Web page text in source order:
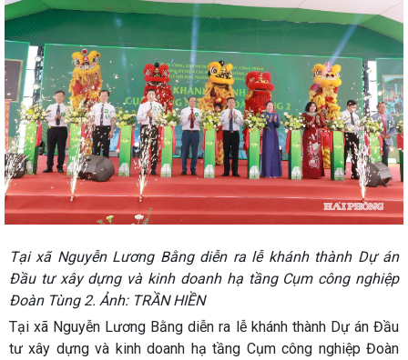
Tại xã Nguyễn Lương Bằng diễn ra lễ khánh thành Dự án
Đầu tư xây dựng và kinh doanh hạ tầng Cụm công nghiệp
Đoàn Tùng 2. Ảnh: TRẦN HIỀN
Tại xã Nguyễn Lương Bằng diễn ra lễ khánh thành Dự án Đầu
tư xây dựng và kinh doanh hạ tầng Cụm công nghiệp Đoàn